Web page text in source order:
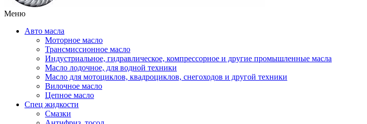
Меню
Авто масла
Моторное масло
Трансмиссионное масло
Индустриальное, гидравлическое, компрессорное и другие промышленные масла
Масло лодочное, для водной техники
Масло для мотоциклов, квадроциклов, снегоходов и другой техники
Вилочное масло
Цепное масло
Спец жидкости
Смазки